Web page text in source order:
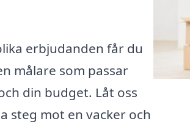
erbjudanden får du
målare som passar
din budget. Låt oss
steg mot en vacker och